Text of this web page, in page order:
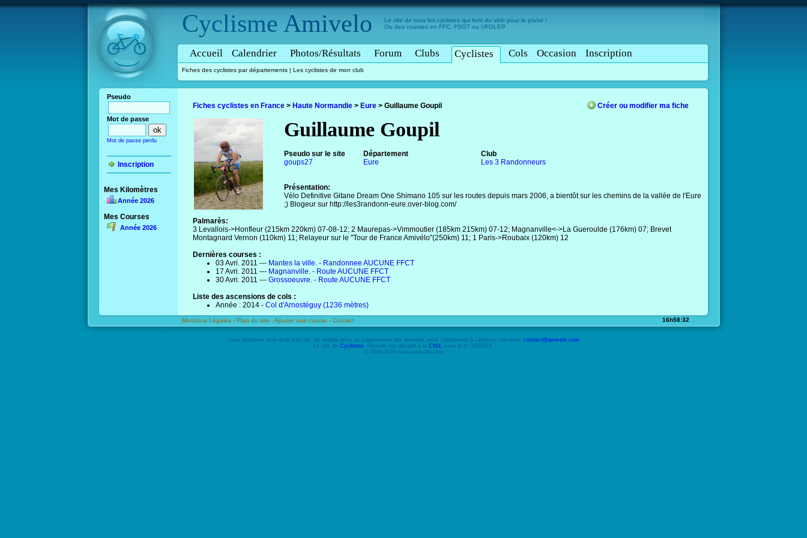
Cyclisme Amivelo
Le site de tous les cyclistes qui font du vélo pour le plaisir !
Ou des courses en FFC, FSGT ou UFOLEP
Accueil Calendrier Photos/Résultats Forum Clubs Cyclistes Cols Occasion Inscription
Fiches des cyclistes par départements | Les cyclistes de mon club
Pseudo
Mot de passe
Mot de passe perdu
Inscription
Mes Kilomètres
Année 2026
Mes Courses
Année 2026
Fiches cyclistes en France > Haute Normandie > Eure > Guillaume Goupil Créer ou modifier ma fiche
Guillaume Goupil
Pseudo sur le site
goups27
Département
Eure
Club
Les 3 Randonneurs
Présentation:
Vélo Definitive Gitane Dream One Shimano 105 sur les routes depuis mars 2006, a bientôt sur les chemins de la vallée de l'Eure
;) Blogeur sur http://les3randonn-eure.over-blog.com/
Palmarès:
3 Levallois->Honfleur (215km 220km) 07-08-12; 2 Maurepas->Vimmoutier (185km 215km) 07-12; Magnanville<->La Gueroulde (176km) 07; Brevet
Montagnard Vernon (110km) 11; Relayeur sur le "Tour de France Amivélo"(250km) 11; 1 Paris->Roubaix (120km) 12
Dernières courses :
03 Avri. 2011 --- Mantes la ville. - Randonnee AUCUNE FFCT
17 Avri. 2011 --- Magnanville. - Route AUCUNE FFCT
30 Avri. 2011 --- Grossoeuvre. - Route AUCUNE FFCT
Liste des ascensions de cols :
Année : 2014 - Col d'Arnostéguy (1236 mètres)
Mentions Légales - Plan du site -Ajouter une course - Contact 16h58:32
Vous disposez d'un droit d'accès, de modification ou suppression des données vous concernant à l'adresse suivante: contact@amivelo.com
Le site de Cyclisme, Amivelo est déclaré à la CNIL sous le n° 1035012.
© 2004-2026 www.amivelo.com